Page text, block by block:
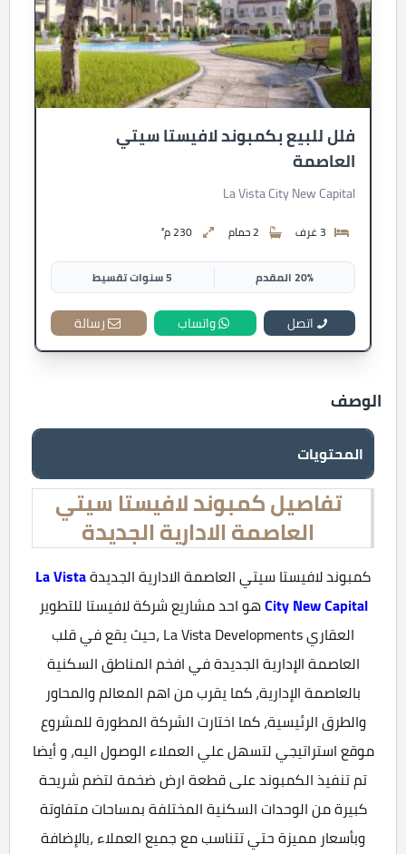
فلل للبيع بكمبوند لافيستا سيتي
العاصمة
La Vista City New Capital
3 غرف 2 حمام 230 م²
20% المقدم 5 سنوات تقسيط
اتصل واتساب رسالة
الوصف
المحتويات
تفاصيل كمبوند لافيستا سيتي
العاصمة الادارية الجديدة
كمبوند لافيستا سيتي العاصمة الادارية الجديدةLa Vista
City New Capitalهو احد مشاريع شركة لافيستا للتطوير
العقاري La Vista Developments ،حيث يقع في قلب
العاصمة الإدارية الجديدة في افخم المناطق السكنية
بالعاصمة الإدارية، كما يقرب من اهم المعالم والمحاور
والطرق الرئيسية، كما اختارت الشركة المطورة للمشروع
موقع استراتيجي لتسهل علي العملاء الوصول اليه، و أيضا
تم تنفيذ الكمبوند على قطعة ارض ضخمة لتضم شريحة
كبيرة من الوحدات السكنية المختلفة بمساحات متفاوتة
وبأسعار مميزة حتي تتناسب مع جميع العملاء ،بالإضافة